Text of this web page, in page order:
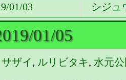
01/03 シジュ
01/05
サザイ, ルリビタキ, 水元